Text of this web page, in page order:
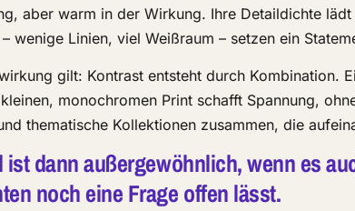
aber warm in der Wirkung. Ihre Detaildichte
wenige Linien, viel Weißraum – setzen ein
gilt: Kontrast entsteht durch Kombination.
monochromen Print schafft Spannung,
thematische Kollektionen zusammen, die
ist dann außergewöhnlich, wenn es
noch eine Frage offen lässt.